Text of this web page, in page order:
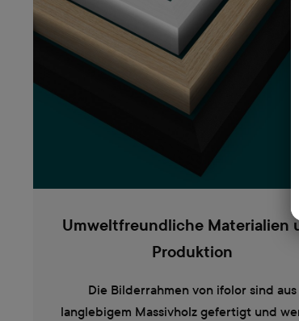
Umweltfreundliche Materialien
Produktion
Die Bilderrahmen von ifolor sind aus
langlebigem Massivholz gefertigt und